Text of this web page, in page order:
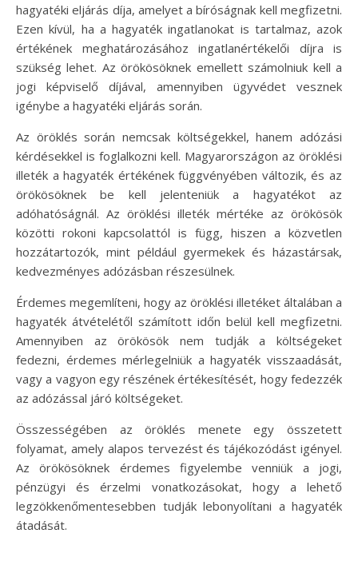
hagyatéki eljárás díja, amelyet a bíróságnak kell megfizetni.
Ezen kívül, ha a hagyaték ingatlanokat is tartalmaz, azok
értékének meghatározásához ingatlanértékelői díjra is
szükség lehet. Az örökösöknek emellett számolniuk kell a
jogi képviselő díjával, amennyiben ügyvédet vesznek
igénybe a hagyatéki eljárás során.
Az öröklés során nemcsak költségekkel, hanem adózási
kérdésekkel is foglalkozni kell. Magyarországon az öröklési
illeték a hagyaték értékének függvényében változik, és az
örökösöknek be kell jelenteniük a hagyatékot az
adóhatóságnál. Az öröklési illeték mértéke az örökösök
közötti rokoni kapcsolattól is függ, hiszen a közvetlen
hozzátartozók, mint például gyermekek és házastársak,
kedvezményes adózásban részesülnek.
Érdemes megemlíteni, hogy az öröklési illetéket általában a
hagyaték átvételétől számított időn belül kell megfizetni.
Amennyiben az örökösök nem tudják a költségeket
fedezni, érdemes mérlegelniük a hagyaték visszaadását,
vagy a vagyon egy részének értékesítését, hogy fedezzék
az adózással járó költségeket.
Összességében az öröklés menete egy összetett
folyamat, amely alapos tervezést és tájékozódást igényel.
Az örökösöknek érdemes figyelembe venniük a jogi,
pénzügyi és érzelmi vonatkozásokat, hogy a lehető
legzökkenőmentesebben tudják lebonyolítani a hagyaték
átadását.